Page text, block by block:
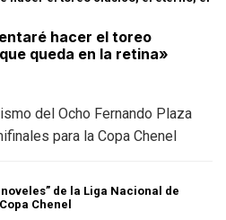
hacer el toreo
queda en la retina»
del Ocho Fernando Plaza
para la Copa Chenel